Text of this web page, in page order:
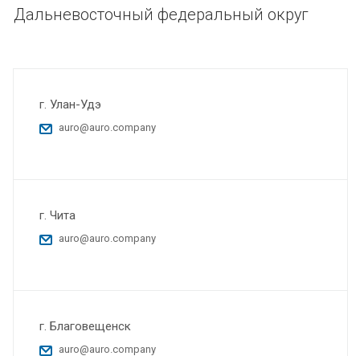
Дальневосточный федеральный округ
г. Улан-Удэ
auro@auro.company
г. Чита
auro@auro.company
г. Благовещенск
auro@auro.company